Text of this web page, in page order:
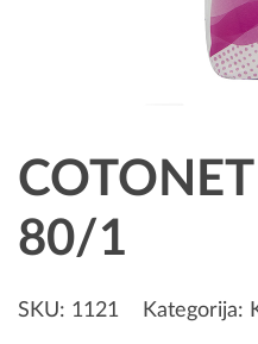
80/1
SKU: 1121 Kategorija: